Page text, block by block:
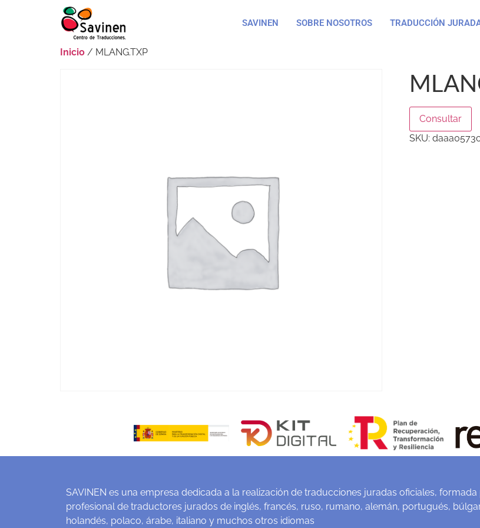
SAVINEN SOBRE NOSOTROS TRADUCCIÓN
Inicio / MLANG.TXP
Consultar
SKU:
SAVINEN es una empresa dedicada a la realización de traducciones juradas oficiales,
profesional de traductores jurados de inglés, francés, ruso, rumano, alemán, portugués,
holandés, polaco, árabe, italiano y muchos otros idiomas